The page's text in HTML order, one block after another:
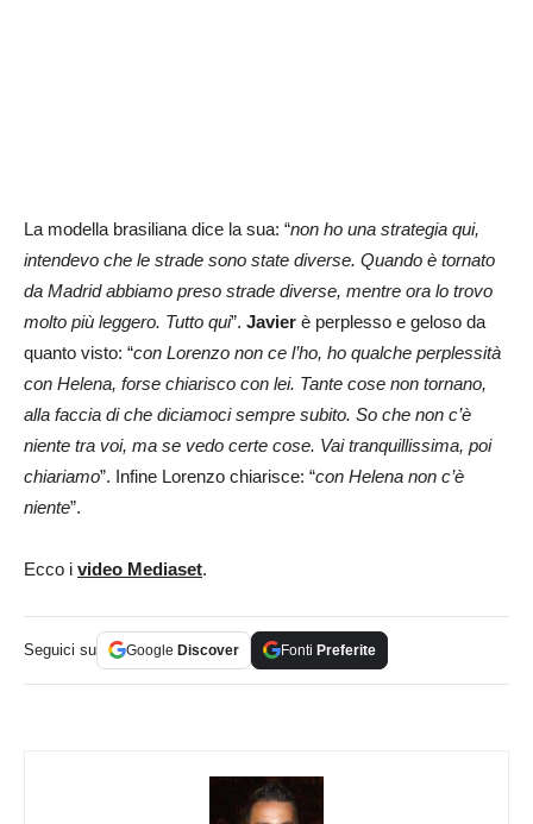
La modella brasiliana dice la sua: “non ho una strategia qui,
intendevo che le strade sono state diverse. Quando è tornato
da Madrid abbiamo preso strade diverse, mentre ora lo trovo
molto più leggero. Tutto qui”. Javier è perplesso e geloso da
quanto visto: “con Lorenzo non ce l’ho, ho qualche perplessità
con Helena, forse chiarisco con lei. Tante cose non tornano,
alla faccia di che diciamoci sempre subito. So che non c’è
niente tra voi, ma se vedo certe cose. Vai tranquillissima, poi
chiariamo”. Infine Lorenzo chiarisce: “con Helena non c’è
niente”.
Ecco i video Mediaset.
Seguici su Google Discover Fonti Preferite